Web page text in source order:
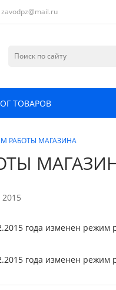
zavodpz@mail.ru
ТОВАРОВ
РАБОТЫ МАГАЗИНА
года изменен режим
года изменен режим